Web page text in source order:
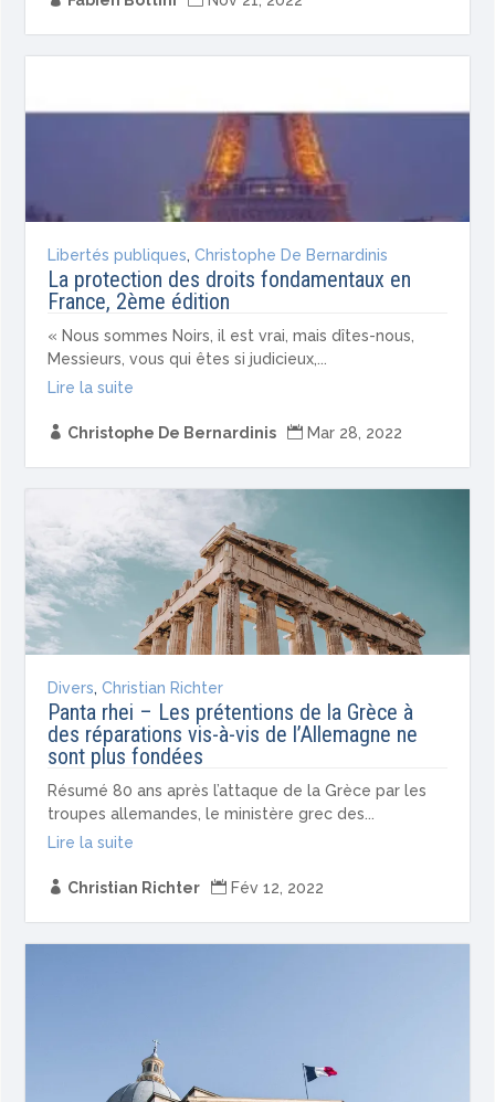
Libertés publiques,Christophe De Bernardinis
La protection des droits fondamentaux en
France, 2ème édition
« Nous sommes Noirs, il est vrai, mais dîtes-nous,
Messieurs, vous qui êtes si judicieux,...
Lire la suite
 Christophe De Bernardinis  Mar 28, 2022
Divers,Christian Richter
Panta rhei – Les prétentions de la Grèce à
des réparations vis-à-vis de l’Allemagne ne
sont plus fondées
Résumé 80 ans après l’attaque de la Grèce par les
troupes allemandes, le ministère grec des...
Lire la suite
 Christian Richter  Fév 12, 2022